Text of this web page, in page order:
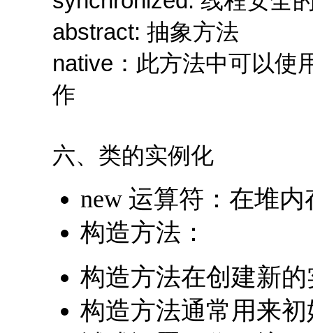
abstract: 抽象方法
native：此方法中可以使
作
六、类的实例化
new 运算符：在堆
构造方法：
构造方法在创建新
构造方法通常用来